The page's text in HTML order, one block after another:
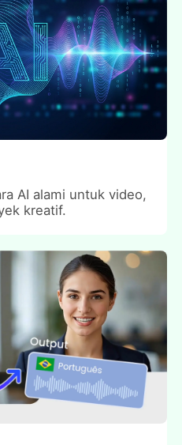
AI alami untuk video,
kreatif.